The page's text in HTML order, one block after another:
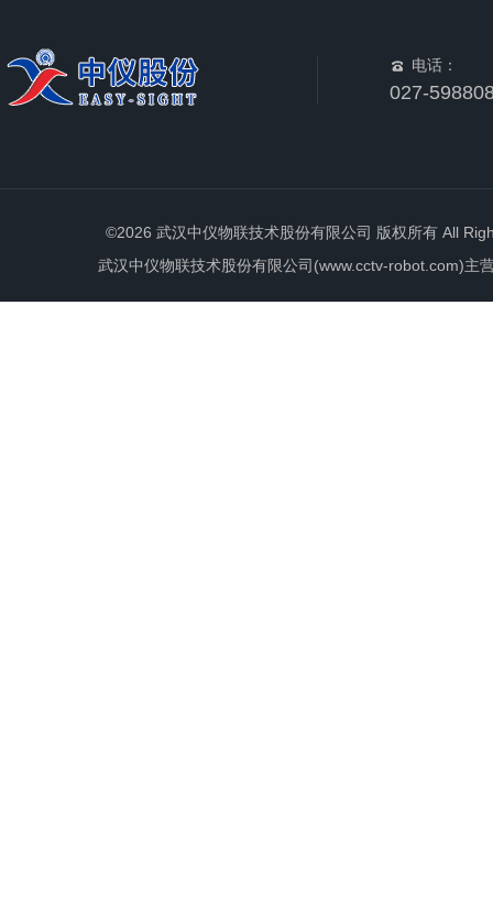
电话：
027-
©2026 武汉中仪物联技术股份有限公司 版权所有 All
武汉中仪物联技术股份有限公司(www.cctv-robot.com)主